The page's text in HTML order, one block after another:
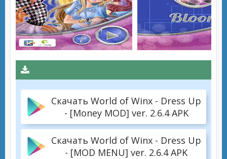
Скачать World of Winx - Dress Up
- [Money MOD] ver. 2.6.4 APK
Скачать World of Winx - Dress Up
- [MOD MENU] ver. 2.6.4 APK